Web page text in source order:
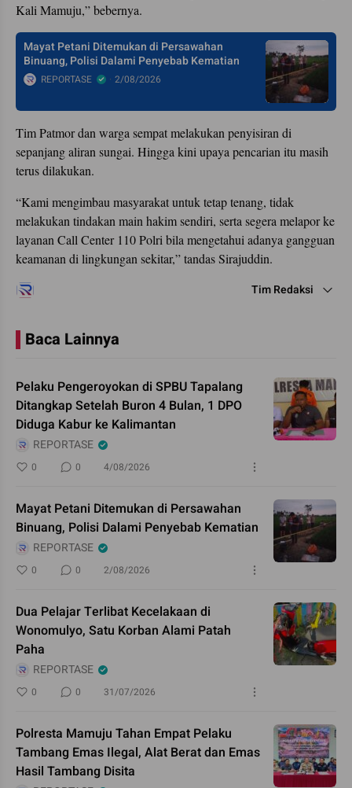
Kali Mamuju,” bebernya.
Mayat Petani Ditemukan di Persawahan
Binuang, Polisi Dalami Penyebab Kematian
REPORTASE 2/08/2026
Tim Patmor dan warga sempat melakukan penyisiran di
sepanjang aliran sungai. Hingga kini upaya pencarian itu masih
terus dilakukan.
“Kami mengimbau masyarakat untuk tetap tenang, tidak
melakukan tindakan main hakim sendiri, serta segera melapor ke
layanan Call Center 110 Polri bila mengetahui adanya gangguan
keamanan di lingkungan sekitar,” tandas Sirajuddin.
Tim Redaksi
Baca Lainnya
Pelaku Pengeroyokan di SPBU Tapalang
Ditangkap Setelah Buron 4 Bulan, 1 DPO
Diduga Kabur ke Kalimantan
REPORTASE
0 0 4/08/2026
Mayat Petani Ditemukan di Persawahan
Binuang, Polisi Dalami Penyebab Kematian
REPORTASE
0 0 2/08/2026
Dua Pelajar Terlibat Kecelakaan di
Wonomulyo, Satu Korban Alami Patah
Paha
REPORTASE
0 0 31/07/2026
Polresta Mamuju Tahan Empat Pelaku
Tambang Emas Ilegal, Alat Berat dan Emas
Hasil Tambang Disita